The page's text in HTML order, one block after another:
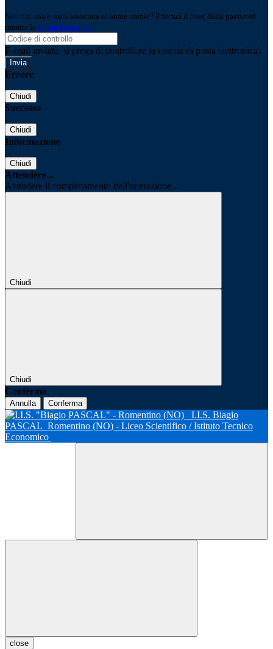
Non hai una e-mail associata al nome utente? Effettua il reset della password
tramite la Login Spaggiari
E-mail inviata, si prega di controllare la casella di posta elettronica!
Errore
Chiudi
Successo
Chiudi
Informazione
Chiudi
Attendere...
Attendere il completamento dell'operazione...
Chiudi
Chiudi
Conferma
Annulla Conferma
I.I.S. Biagio
PASCAL Romentino (NO) - Liceo Scientifico / Istituto Tecnico
Economico
close